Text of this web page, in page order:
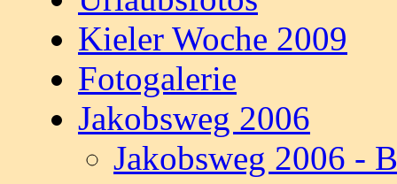
Kieler Woche 2009
Fotogalerie
Jakobsweg 2006
Jakobsweg 2006 -